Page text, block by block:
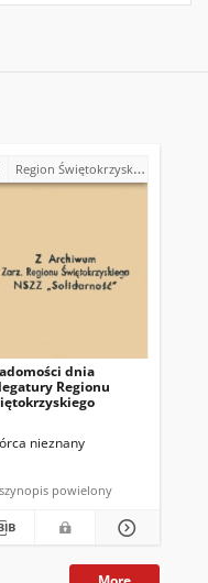
Region Świętokrzyski NSZZ "Solidarność". Delegatura Starachowice
dnia
Regionu
nieznany
powielony